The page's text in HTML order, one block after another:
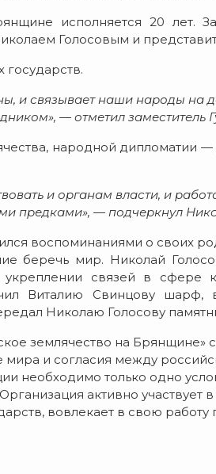
исполняется 20 лет.
Голосовым и
государств.
и связывает наши народы на
— отметил заместитель
народной дипломатии
и органам власти, и
предками», — подчеркнул
воспоминаниями о своих
беречь мир. Николай
связей в сфере
Виталию Свинцову шарф,
Николаю Голосову
землячество на Брянщине»
мира и согласия между
необходимо только одно
активно участвует в
вовлекает в свою